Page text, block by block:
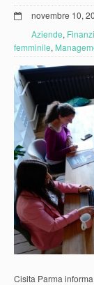
novembre 10,
Aziende,
femminile,
Cisita Parma